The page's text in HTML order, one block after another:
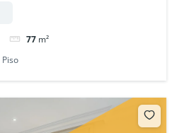
77 m²
Piso